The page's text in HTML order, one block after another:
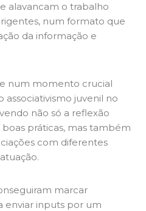
alavancam o trabalho
num formato que
da informação e
num momento crucial
juvenil no
não só a reflexão
práticas, mas também
com diferentes
marcar
enviar inputs por um